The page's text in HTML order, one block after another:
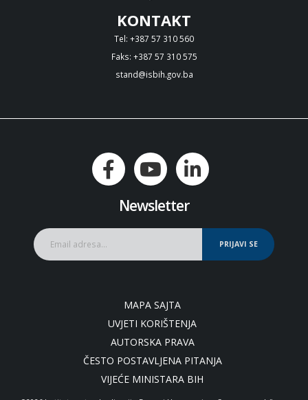
KONTAKT
Tel: +387 57 310 560
Faks: +387 57 310 575
stand@isbih.gov.ba
Newsletter
PRIJAVI SE
MAPA SAJTA
UVJETI KORIŠTENJA
AUTORSKA PRAVA
ČESTO POSTAVLJENA PITANJA
VIJEĆE MINISTARA BIH